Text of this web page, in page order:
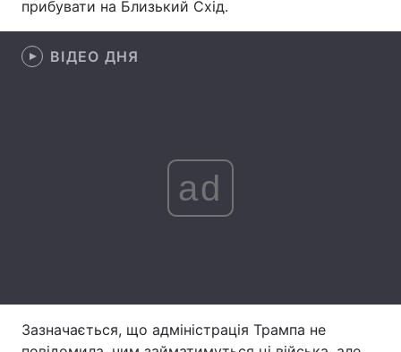
Відео з Youtube
прибувати на Близький Схід.
ВІДЕО ДНЯ
ad
Зазначається, що адміністрація Трампа не